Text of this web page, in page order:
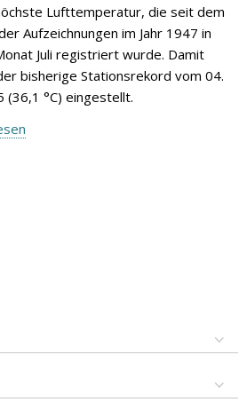
Lufttemperatur, die seit dem
Aufzeichnungen im Jahr 1947 in
Juli registriert wurde. Damit
bisherige Stationsrekord vom 04.
(36,1 °C) eingestellt.